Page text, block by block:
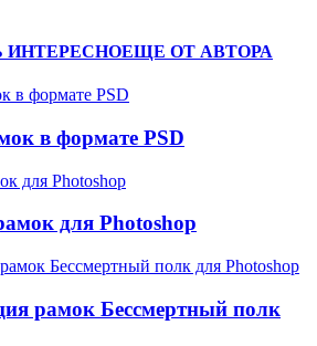
ИНТЕРЕСНОЕЩЕ ОТ АВТОРА
в формате PSD
для Photoshop
рамок Бессмертный полк